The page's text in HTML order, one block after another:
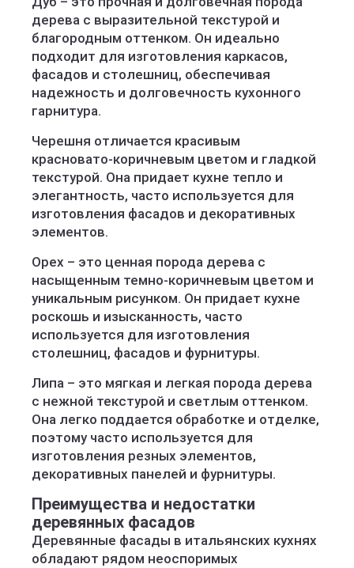
дерева с выразительной текстурой и
благородным оттенком. Он идеально
подходит для изготовления каркасов,
фасадов и столешниц, обеспечивая
надежность и долговечность кухонного
гарнитура.
Черешня отличается красивым
красновато-коричневым цветом и гладкой
текстурой. Она придает кухне тепло и
элегантность, часто используется для
изготовления фасадов и декоративных
элементов.
Орех – это ценная порода дерева с
насыщенным темно-коричневым цветом и
уникальным рисунком. Он придает кухне
роскошь и изысканность, часто
используется для изготовления
столешниц, фасадов и фурнитуры.
Липа – это мягкая и легкая порода дерева
с нежной текстурой и светлым оттенком.
Она легко поддается обработке и отделке,
поэтому часто используется для
изготовления резных элементов,
декоративных панелей и фурнитуры.
Преимущества и недостатки
деревянных фасадов
Деревянные фасады в итальянских кухнях
обладают рядом неоспоримых